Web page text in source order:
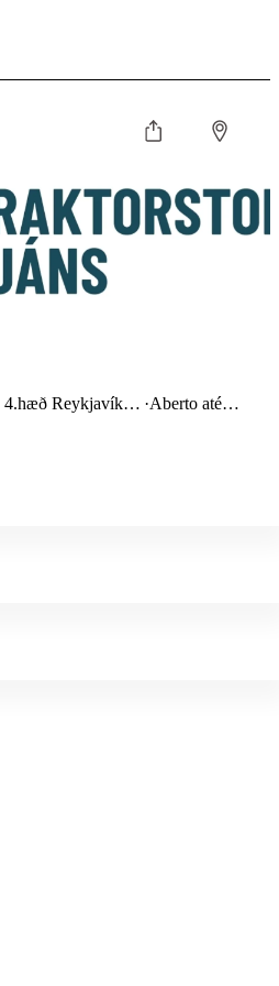
4.hæð Reykjavík,
·Aberto até